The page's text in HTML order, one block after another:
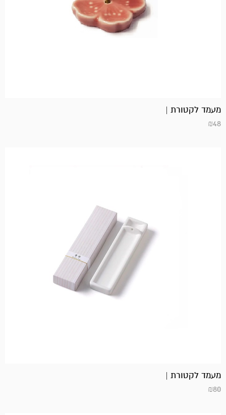
מעמד לקטורת |
₪48
מעמד לקטורת |
₪80